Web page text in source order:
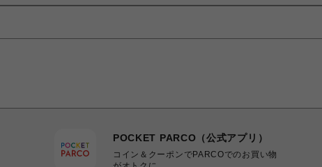
POCKET PARCO（公式アプリ）
コイン＆クーポンでPARCOでのお買い物